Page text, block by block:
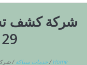
شركة كشف
Home
/خدمات سباكة /شركة